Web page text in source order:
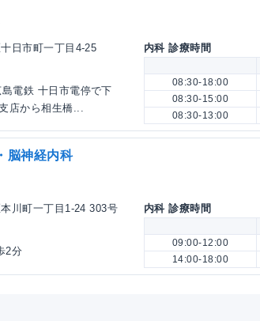
日市町一丁目4-25
電鉄 十日市電停で下
店から相生橋...
内科 診療時間
08:30-18:00
08:30-15:00
08:30-13:00
脳神経内科
川町一丁目1-24 303号
2分
内科 診療時間
09:00-12:00
14:00-18:00